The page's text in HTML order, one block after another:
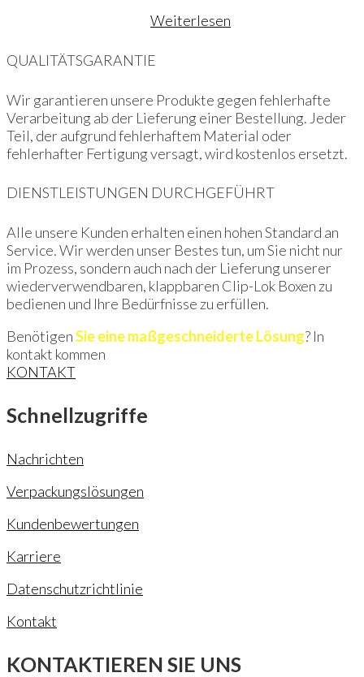
Weiterlesen
QUALITÄTSGARANTIE
Wir garantieren unsere Produkte gegen fehlerhafte
Verarbeitung ab der Lieferung einer Bestellung. Jeder
Teil, der aufgrund fehlerhaftem Material oder
fehlerhafter Fertigung versagt, wird kostenlos ersetzt.
DIENSTLEISTUNGEN DURCHGEFÜHRT
Alle unsere Kunden erhalten einen hohen Standard an
Service. Wir werden unser Bestes tun, um Sie nicht nur
im Prozess, sondern auch nach der Lieferung unserer
wiederverwendbaren, klappbaren Clip-Lok Boxen zu
bedienen und Ihre Bedürfnisse zu erfüllen.
BenötigenSie eine maßgeschneiderte Lösung? In
kontakt kommen
KONTAKT
Schnellzugriffe
Nachrichten
Verpackungslösungen
Kundenbewertungen
Karriere
Datenschutzrichtlinie
Kontakt
KONTAKTIEREN SIE UNS